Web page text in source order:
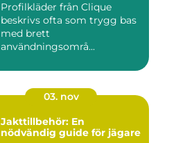
Profilkläder från Clique
beskrivs ofta som trygg bas
med brett
användningsområ...
03. nov
Jakttillbehör: En
nödvändig guide för jägare